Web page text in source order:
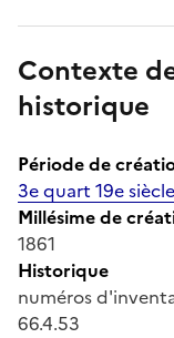
Contexte
historique
Période de
3e quart 19e siècle
Millésime de
1861
Historique
numéros
66.4.53